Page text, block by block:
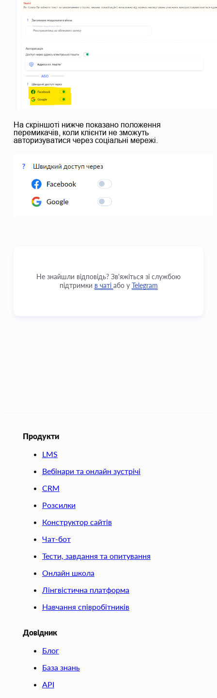
На скріншоті нижче показано положення
перемикачів, коли клієнти не зможуть
авторизуватися через соціальні мережі.
Не знайшли відповідь? Зв'яжіться зі службою
підтримки в чаті або у Telegram
Продукти
LMS
Вебінари та онлайн зустрічі
CRM
Розсилки
Конструктор сайтів
Чат-бот
Тести, завдання та опитування
Онлайн школа
Лінгвістична платформа
Навчання співробітників
Довідник
Блог
База знань
API